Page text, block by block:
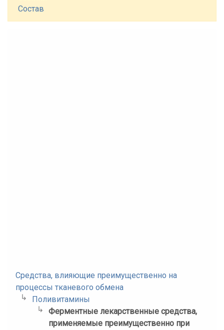
Состав
Средства, влияющие преимущественно на
процессы тканевого обмена
Поливитамины
Ферментные лекарственные средства,
применяемые преимущественно при